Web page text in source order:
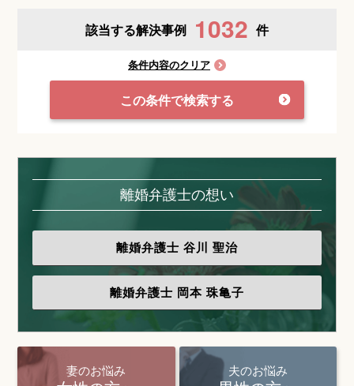
該当する解決事例 1032 件
条件内容のクリア
この条件で検索する
離婚弁護士の想い
離婚弁護士 谷川 聖治
離婚弁護士 岡本 珠亀子
妻のお悩み 夫のお悩み